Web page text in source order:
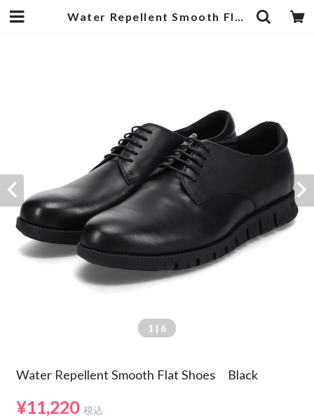
Water Repellent Smooth Flat Shoes Black | 武蔵小杉のセレクトショップ【ナクール】-nakool-
1 | 6
Water Repellent Smooth Flat Shoes Black
¥11,220 税込